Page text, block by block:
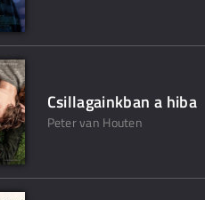
Csillagainkban a hiba
Peter van Houten